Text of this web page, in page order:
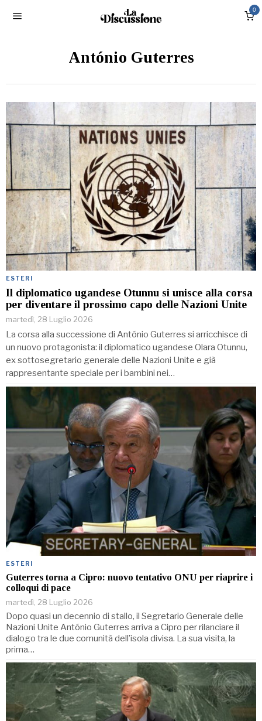
0
António Guterres
ESTERI
Il diplomatico ugandese Otunnu si unisce alla corsa
per diventare il prossimo capo delle Nazioni Unite
martedì, 28 Luglio 2026
La corsa alla successione di António Guterres si arricchisce di
un nuovo protagonista: il diplomatico ugandese Olara Otunnu,
ex sottosegretario generale delle Nazioni Unite e già
rappresentante speciale per i bambini nei…
ESTERI
Guterres torna a Cipro: nuovo tentativo ONU per riaprire i
colloqui di pace
martedì, 28 Luglio 2026
Dopo quasi un decennio di stallo, il Segretario Generale delle
Nazioni Unite António Guterres arriva a Cipro per rilanciare il
dialogo tra le due comunità dell’isola divisa. La sua visita, la
prima…